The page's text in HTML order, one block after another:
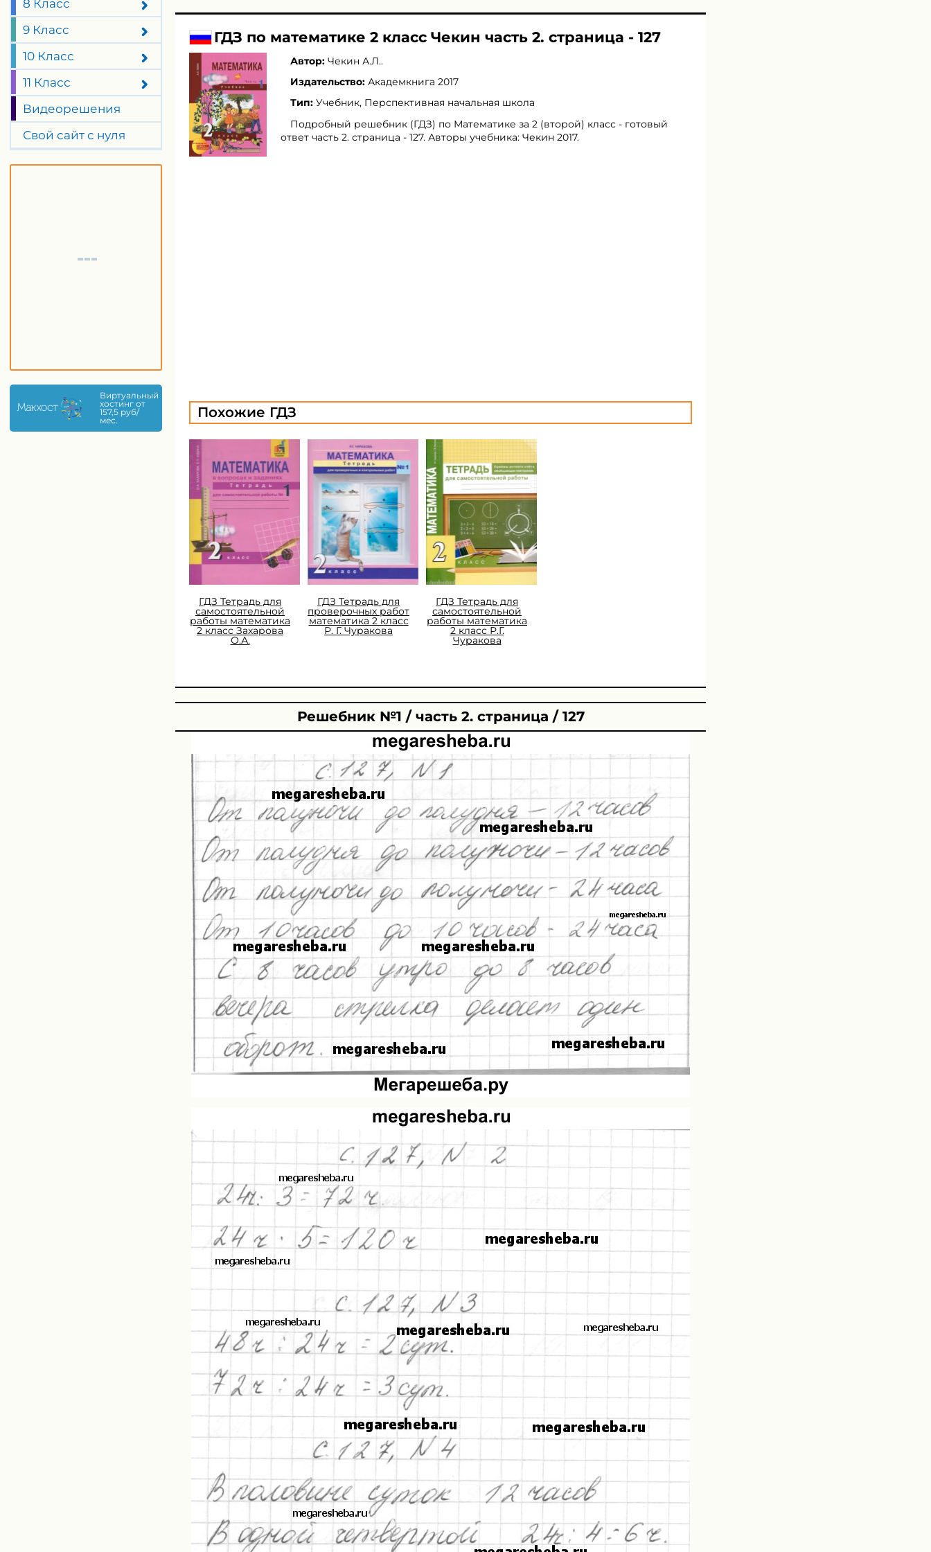
8 Класс
9 Класс
10 Класс
11 Класс
Видеорешения
Свой сайт с нуля
Виртуальный
хостинг от
157,5 руб/
мес.
ГДЗ по математике 2 класс Чекин часть 2. страница - 127
Автор: Чекин А.Л..
Издательство: Академкнига 2017
Тип: Учебник, Перспективная начальная школа
Подробный решебник (ГДЗ) по Математике за 2 (второй) класс - готовый
ответ часть 2. страница - 127. Авторы учебника: Чекин 2017.
Похожие ГДЗ
ГДЗ Тетрадь для
самостоятельной
работы математика
2 класс Захарова
О.А.
ГДЗ Тетрадь для
проверочных работ
математика 2 класс
Р. Г. Чуракова
ГДЗ Тетрадь для
самостоятельной
работы математика
2 класс Р.Г.
Чуракова
Решебник №1 / часть 2. страница / 127